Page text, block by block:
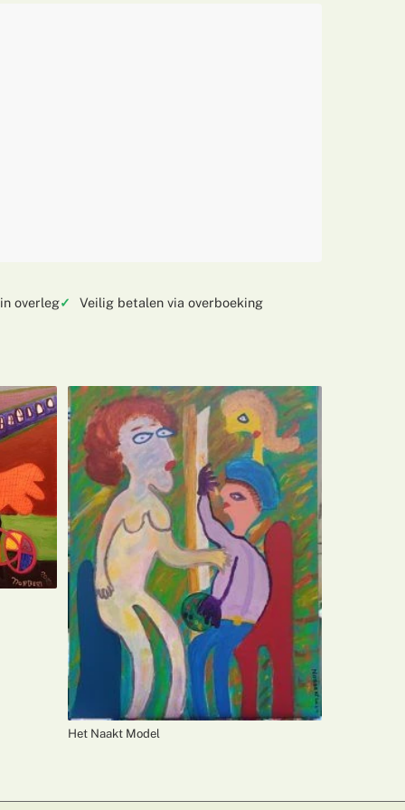
overleg Veilig betalen via overboeking
Het Naakt Model